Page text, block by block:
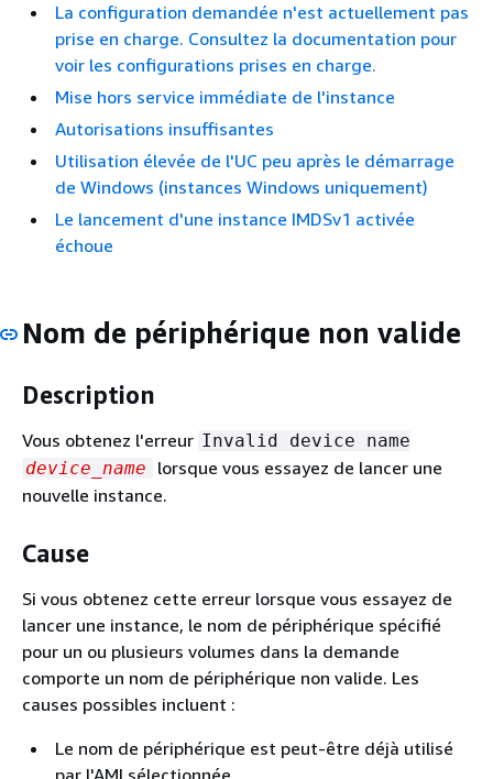
La configuration demandée n'est actuellement pas
prise en charge. Consultez la documentation pour
voir les configurations prises en charge.
Mise hors service immédiate de l'instance
Autorisations insuffisantes
Utilisation élevée de l'UC peu après le démarrage
de Windows (instances Windows uniquement)
Le lancement d'une instance IMDSv1 activée
échoue
Nom de périphérique non valide
Description
Vous obtenez l'erreur Invalid device name
device_name
lorsque vous essayez de lancer une
nouvelle instance.
Cause
Si vous obtenez cette erreur lorsque vous essayez de
lancer une instance, le nom de périphérique spécifié
pour un ou plusieurs volumes dans la demande
comporte un nom de périphérique non valide. Les
causes possibles incluent :
Le nom de périphérique est peut-être déjà utilisé
par l'AMI sélectionnée.